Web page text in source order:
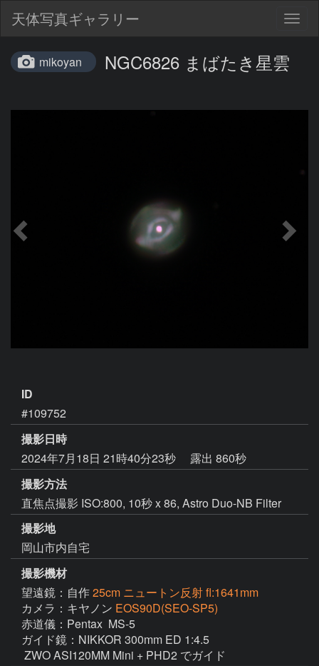
天体写真ギャラリー
mikoyan NGC6826 まばたき星雲
ID
#109752
撮影日時
2024年7月18日 21時40分23秒
露出 860秒
撮影方法
直焦点撮影 ISO:800, 10秒 x 86, Astro Duo-NB Filter
撮影地
岡山市内自宅
撮影機材
望遠鏡：自作25cm ニュートン反射 fl:1641mm
カメラ：キヤノン EOS90D(SEO-SP5)
赤道儀：Pentax  MS-5
ガイド鏡：NIKKOR 300mm ED 1:4.5
ZWO ASI120MM Mini + PHD2 でガイド